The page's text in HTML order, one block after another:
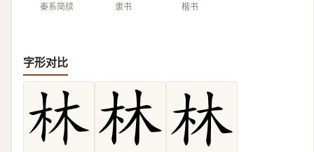
秦系简牍 隶书 楷书
字形对比